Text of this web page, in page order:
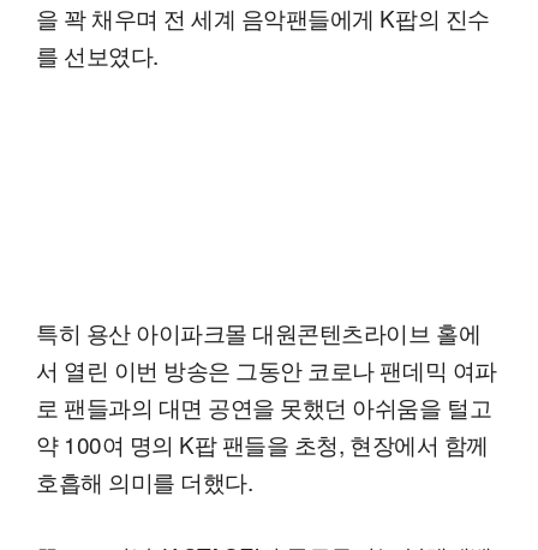
을 꽉 채우며 전 세계 음악팬들에게 K팝의 진수
를 선보였다.
특히 용산 아이파크몰 대원콘텐츠라이브 홀에
서 열린 이번 방송은 그동안 코로나 팬데믹 여파
로 팬들과의 대면 공연을 못했던 아쉬움을 털고
약 100여 명의 K팝 팬들을 초청, 현장에서 함께
호흡해 의미를 더했다.